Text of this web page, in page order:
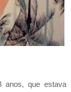
anos, que estava